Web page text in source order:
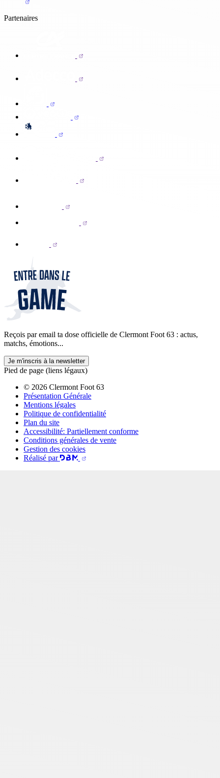
Partenaires
Reçois par email ta dose officielle de Clermont Foot 63 : actus,
matchs, émotions...
Je m'inscris à la newsletter
Pied de page (liens légaux)
© 2026 Clermont Foot 63
Présentation Générale
Mentions légales
Politique de confidentialité
Plan du site
Accessibilité: Partiellement conforme
Conditions générales de vente
Gestion des cookies
Réalisé par